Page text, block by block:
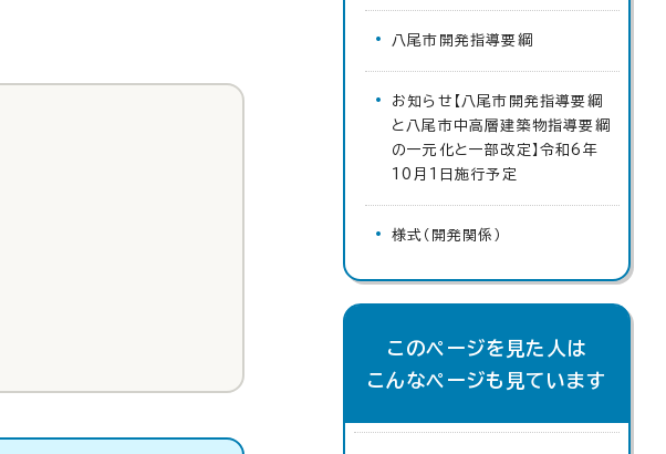
八尾市開発指導要綱
お知らせ【八尾市開発指導要綱
と八尾市中高層建築物指導要綱
の一元化と一部改定】令和6年
10月1日施行予定
様式（開発関係）
このページを見た人は
こんなページも見ています